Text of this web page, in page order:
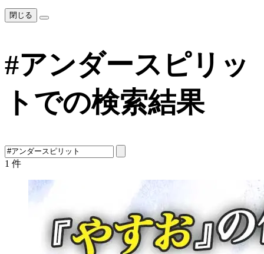
閉じる
#アンダースピリッ
トでの検索結果
1 件